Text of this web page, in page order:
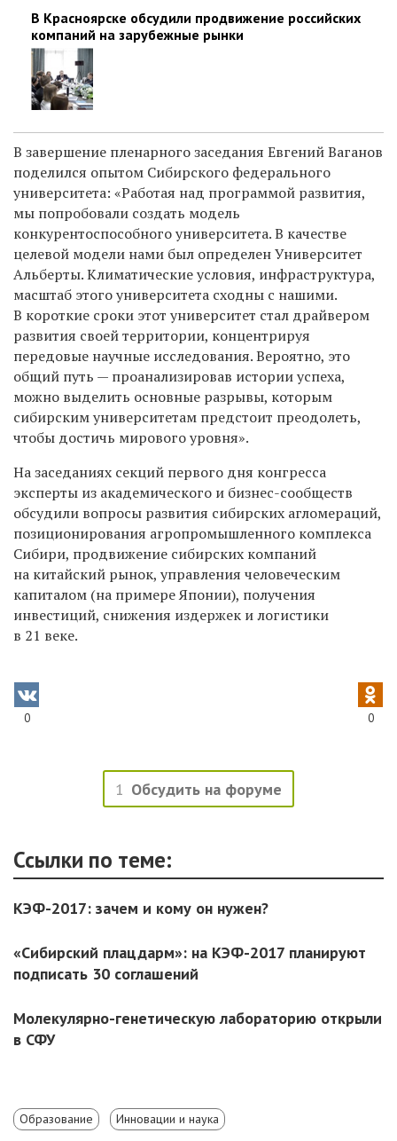
В Красноярске обсудили продвижение российских
компаний на зарубежные рынки
В завершение пленарного заседания Евгений Ваганов
поделился опытом Сибирского федерального
университета: «Работая над программой развития,
мы попробовали создать модель
конкурентоспособного университета. В качестве
целевой модели нами был определен Университет
Альберты. Климатические условия, инфраструктура,
масштаб этого университета сходны с нашими.
В короткие сроки этот университет стал драйвером
развития своей территории, концентрируя
передовые научные исследования. Вероятно, это
общий путь — проанализировав истории успеха,
можно выделить основные разрывы, которым
сибирским университетам предстоит преодолеть,
чтобы достичь мирового уровня».
На заседаниях секций первого дня конгресса
эксперты из академического и бизнес-сообществ
обсудили вопросы развития сибирских агломераций,
позиционирования агропромышленного комплекса
Сибири, продвижение сибирских компаний
на китайский рынок, управления человеческим
капиталом (на примере Японии), получения
инвестиций, снижения издержек и логистики
в 21 веке.
0 0
1 Обсудить на форуме
Ссылки по теме:
КЭФ-2017: зачем и кому он нужен?
«Сибирский плацдарм»: на КЭФ-2017 планируют
подписать 30 соглашений
Молекулярно-генетическую лабораторию открыли
в СФУ
Образование Инновации и наука